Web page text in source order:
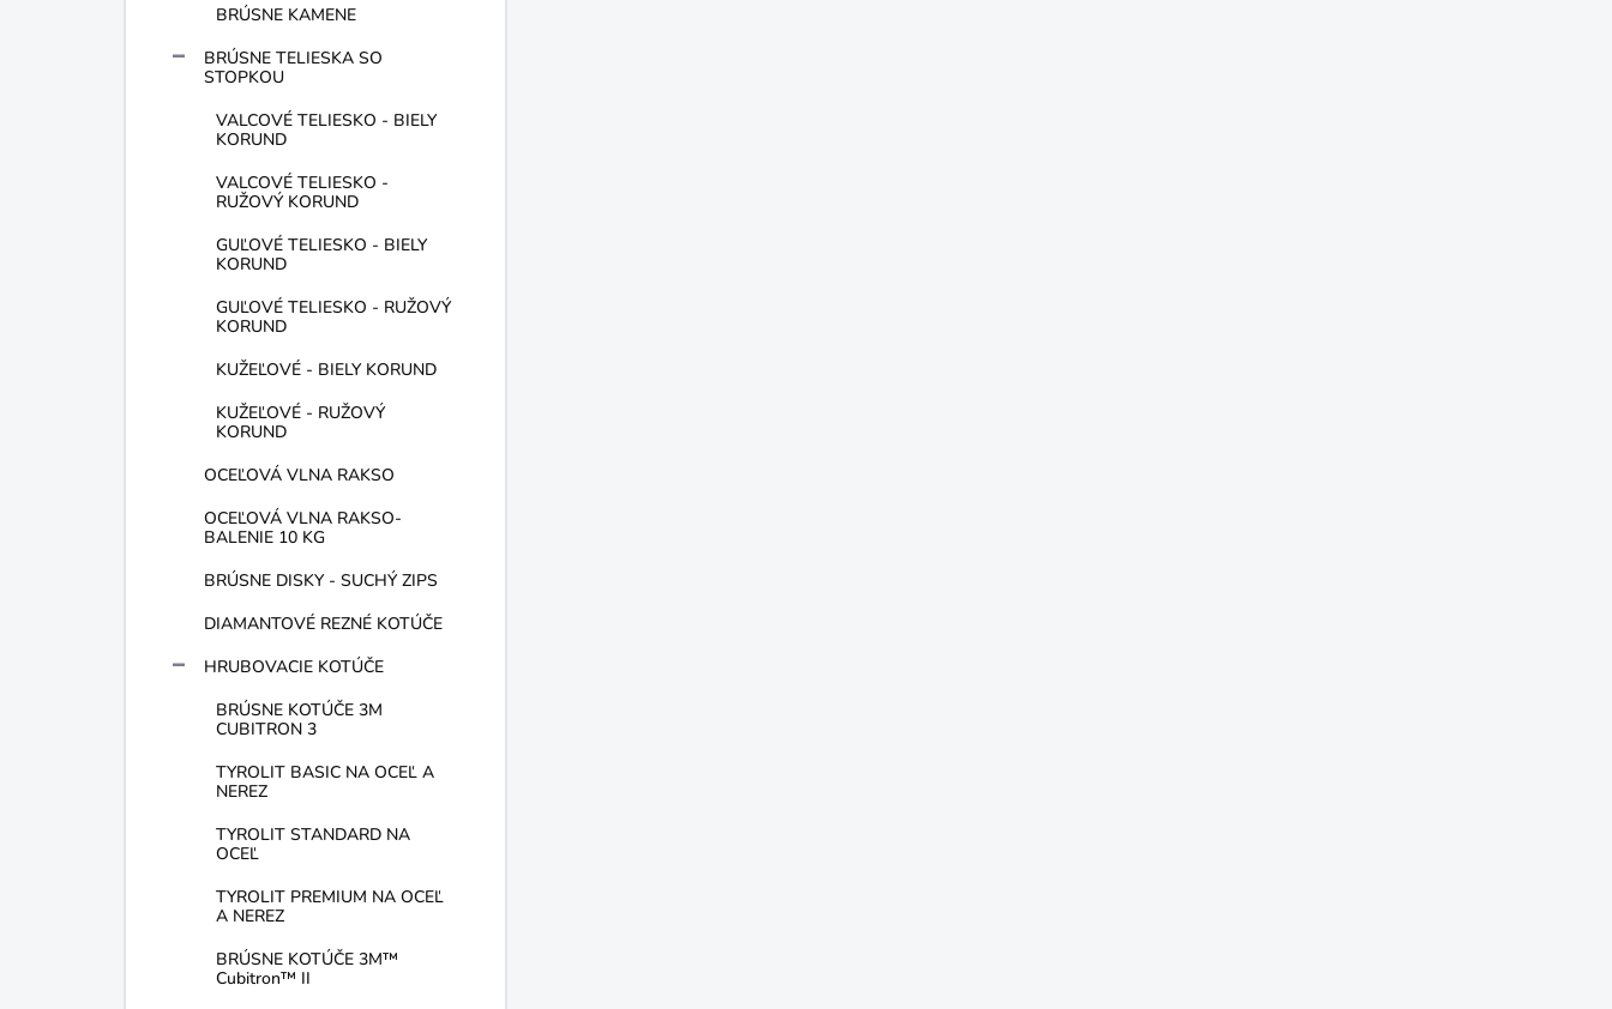
BRÚSNE KAMENE
BRÚSNE TELIESKA SO
STOPKOU
VALCOVÉ TELIESKO - BIELY
KORUND
VALCOVÉ TELIESKO -
RUŽOVÝ KORUND
GUĽOVÉ TELIESKO - BIELY
KORUND
GUĽOVÉ TELIESKO - RUŽOVÝ
KORUND
KUŽEĽOVÉ - BIELY KORUND
KUŽEĽOVÉ - RUŽOVÝ
KORUND
OCEĽOVÁ VLNA RAKSO
OCEĽOVÁ VLNA RAKSO-
BALENIE 10 KG
BRÚSNE DISKY - SUCHÝ ZIPS
DIAMANTOVÉ REZNÉ KOTÚČE
HRUBOVACIE KOTÚČE
BRÚSNE KOTÚČE 3M
CUBITRON 3
TYROLIT BASIC NA OCEĽ A
NEREZ
TYROLIT STANDARD NA
OCEĽ
TYROLIT PREMIUM NA OCEĽ
A NEREZ
BRÚSNE KOTÚČE 3M™
Cubitron™ II